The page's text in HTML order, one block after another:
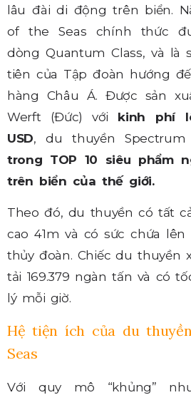
lâu đài di động trên biển.
of the Seas chính thức
dòng Quantum Class, và là
tiên của Tập đoàn hướng
hàng Châu Á. Được sản
Werft (Đức) với kinh phí
USD, du thuyền
trong TOP 10 siêu phẩm
trên biển của thế giới.
Theo đó, du thuyền có tất
cao 41m và có sức chứa lên
thủy đoàn. Chiếc du thuyền
tải 169.379 ngàn tấn và có
lý mỗi giờ.
Hệ tiện ích của du
Seas
Với quy mô “khủng”